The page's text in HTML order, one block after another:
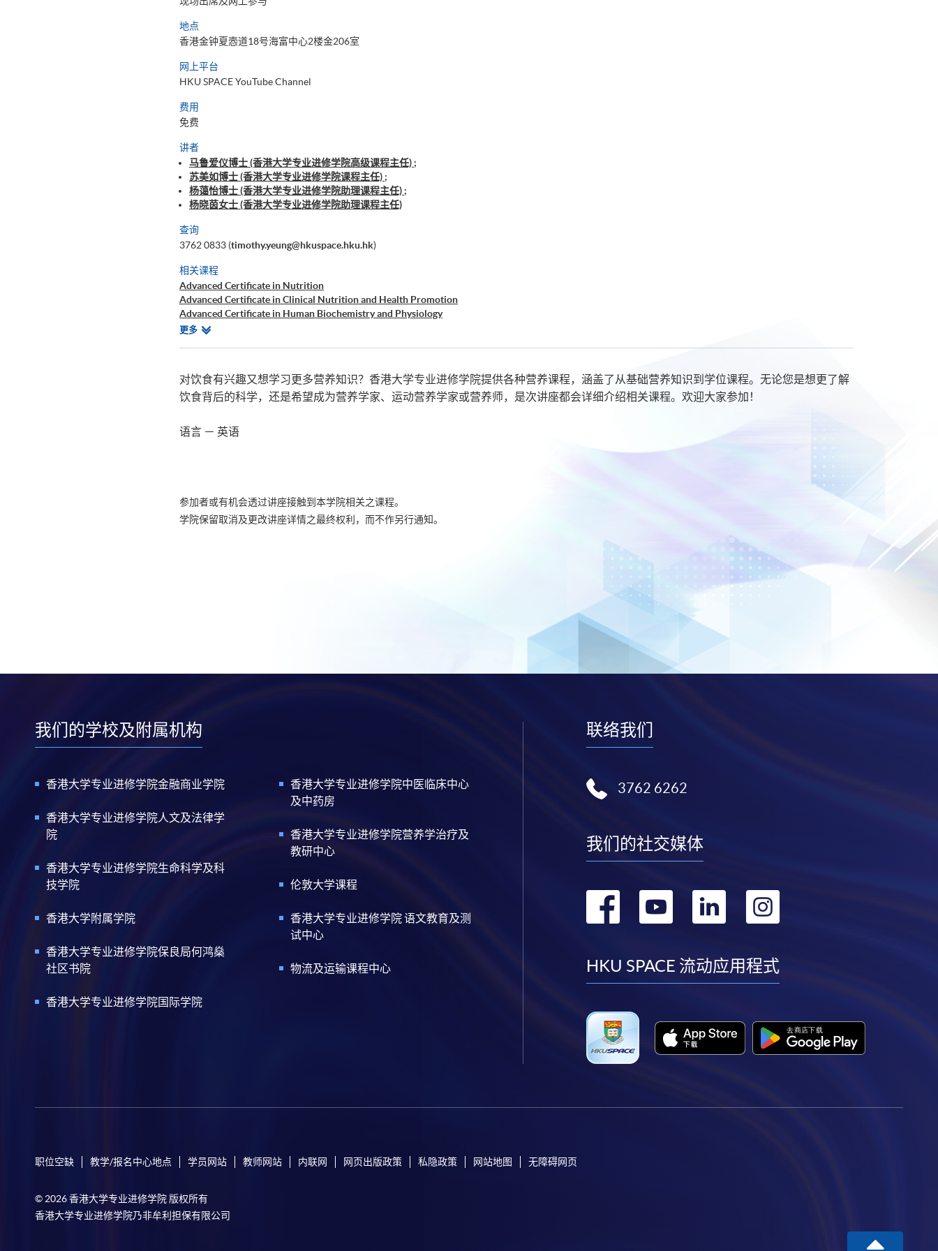
地点
香港金钟夏悫道18号海富中心2楼金206室
网上平台
HKU SPACE YouTube Channel
费用
免费
讲者
马鲁爱仪博士 (香港大学专业进修学院高级课程主任) ;
苏美如博士 (香港大学专业进修学院课程主任) ;
杨蔼怡博士 (香港大学专业进修学院助理课程主任) ;
杨晓茵女士 (香港大学专业进修学院助理课程主任)
查询
3762 0833 (timothy.yeung@hkuspace.hku.hk)
相关课程
Advanced Certificate in Nutrition
Advanced Certificate in Clinical Nutrition and Health Promotion
Advanced Certificate in Human Biochemistry and Physiology
Advanced Certificate in Sport and Exercise Nutrition
更多相
对饮食有兴趣又想学习更多营养知识？香港大学专业进修学院提供各种营养课程，涵盖了从基础营养知识到学位课程。无论您是想更了解
饮食背后的科学，还是希望成为营养学家、运动营养学家或营养师，是次讲座都会详细介绍相关课程。欢迎大家参加！
语言 － 英语
参加者或有机会透过讲座接触到本学院相关之课程。
学院保留取消及更改讲座详情之最终权利，而不作另行通知。
我们的学校及附属机构
香港大学专业进修学院金融商业学院
香港大学专业进修学院人文及法律学
院
香港大学专业进修学院生命科学及科
技学院
香港大学附属学院
香港大学专业进修学院保良局何鸿燊
社区书院
香港大学专业进修学院国际学院
香港大学专业进修学院中医临床中心
及中药房
香港大学专业进修学院营养学治疗及
教研中心
伦敦大学课程
香港大学专业进修学院 语文教育及测
试中心
物流及运输课程中心
联络我们
3762 6262
我们的社交媒体
转
facebook
转
youtube
转
linkedininstagram
HKU SPACE 流动应用程式
职位空缺 教学/报名中心地点 学员网站 教师网站 内联网 网页出版政策 私隐政策 网站地图 无障碍网页
© 2026 香港大学专业进修学院 版权所有
香港大学专业进修学院乃非牟利担保有限公司